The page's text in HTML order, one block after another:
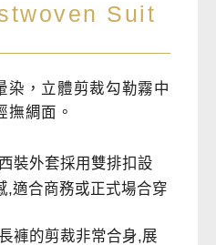
Suit
染，立體剪裁勾勒霧中
撫綢面。
西裝外套採用雙排扣設
,適合商務或正式場合穿
褲的剪裁非常合身,展